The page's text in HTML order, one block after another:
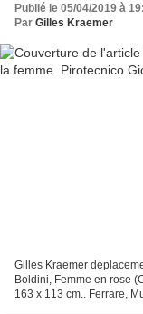
Publié le 05/04/2019 à
Par Gilles Kraemer
Gilles Kraemer
Boldini, Femme en rose
163 x 113 cm.. Ferrare,